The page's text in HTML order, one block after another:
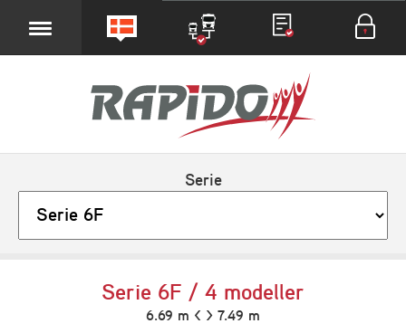
Serie
Serie 6F / 4 modeller
6.69 m < > 7.49 m